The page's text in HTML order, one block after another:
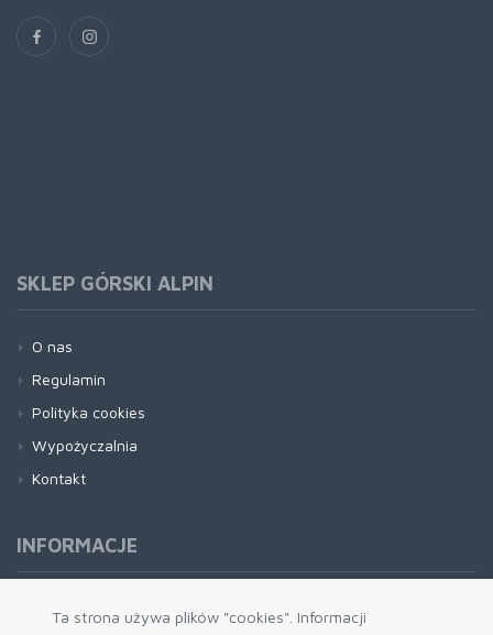
Ta strona używa plików "cookies". Informacji
SKLEP GÓRSKI ALPIN
O nas
Regulamin
Polityka cookies
Wypożyczalnia
Kontakt
INFORMACJE
Formy płatności